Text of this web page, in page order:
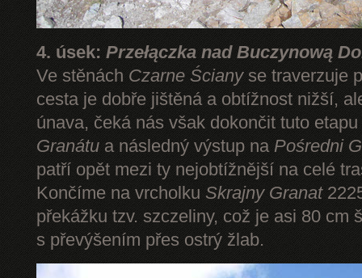
4. úsek: Przełączka nad Buczynową
Ve stěnách Czarne Ścianyse traverzuje
cesta je dobře jištěná a obtížnost nižší,
únava, čeká nás však dokončit tuto
Granátu a následný výstup na Pośredni
patří opět mezi ty nejobtížnější na celé
Končíme na vrcholku Skrajny Granat
překážku tzv. szczeliny, což je asi 80 cm
s převýšením přes ostrý žlab.